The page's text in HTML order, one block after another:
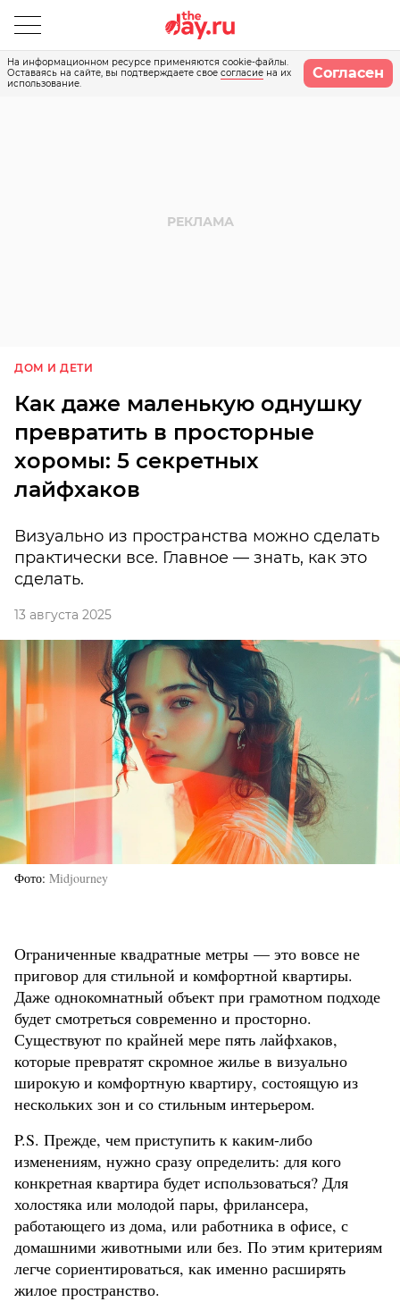
На информационном ресурсе применяются cookie-файлы.
Оставаясь на сайте, вы подтверждаете свое согласие на их
использование.
Согласен
ДОМ И ДЕТИ
Как даже маленькую однушку
превратить в просторные
хоромы: 5 секретных
лайфхаков
Визуально из пространства можно сделать
практически все. Главное — знать, как это
сделать.
13 августа 2025
Фото Midjourney
Ограниченные квадратные метры — это вовсе не
приговор для стильной и комфортной квартиры.
Даже однокомнатный объект при грамотном подходе
будет смотреться современно и просторно.
Существуют по крайней мере пять лайфхаков,
которые превратят скромное жилье в визуально
широкую и комфортную квартиру, состоящую из
нескольких зон и со стильным интерьером.
P.S. Прежде, чем приступить к каким-либо
изменениям, нужно сразу определить: для кого
конкретная квартира будет использоваться? Для
холостяка или молодой пары, фрилансера,
работающего из дома, или работника в офисе, с
домашними животными или без. По этим критериям
легче сориентироваться, как именно расширять
жилое пространство.